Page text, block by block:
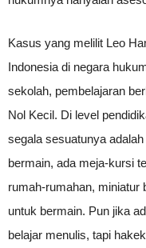
Kasus yang melilit Leo
Indonesia di negara
sekolah, pembelajaran
Nol Kecil. Di level
segala sesuatunya
bermain, ada meja-kursi
rumah-rumahan, miniatur
untuk bermain. Pun jika
belajar menulis, tapi